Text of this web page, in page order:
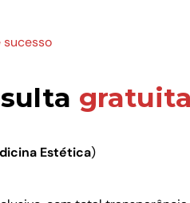
gratuita
Estética)